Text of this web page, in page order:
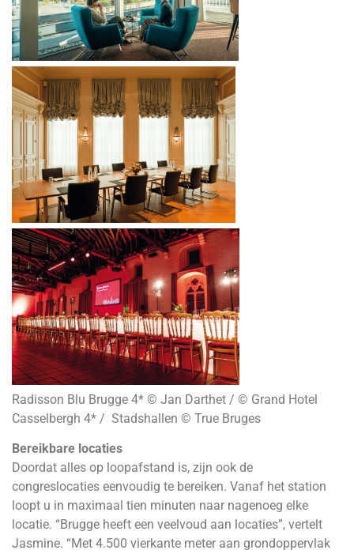
Radisson Blu Brugge 4* © Jan Darthet / © Grand Hotel
Casselbergh 4* / Stadshallen © True Bruges
Bereikbare locaties
Doordat alles op loopafstand is, zijn ook de
congreslocaties eenvoudig te bereiken. Vanaf het station
loopt u in maximaal tien minuten naar nagenoeg elke
locatie. “Brugge heeft een veelvoud aan locaties”, vertelt
Jasmine. “Met 4.500 vierkante meter aan grondoppervlak